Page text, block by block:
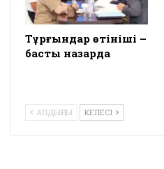
Тұрғындар өтініші –
басты назарда
АЛДЫҢҒЫ КЕЛЕСІ